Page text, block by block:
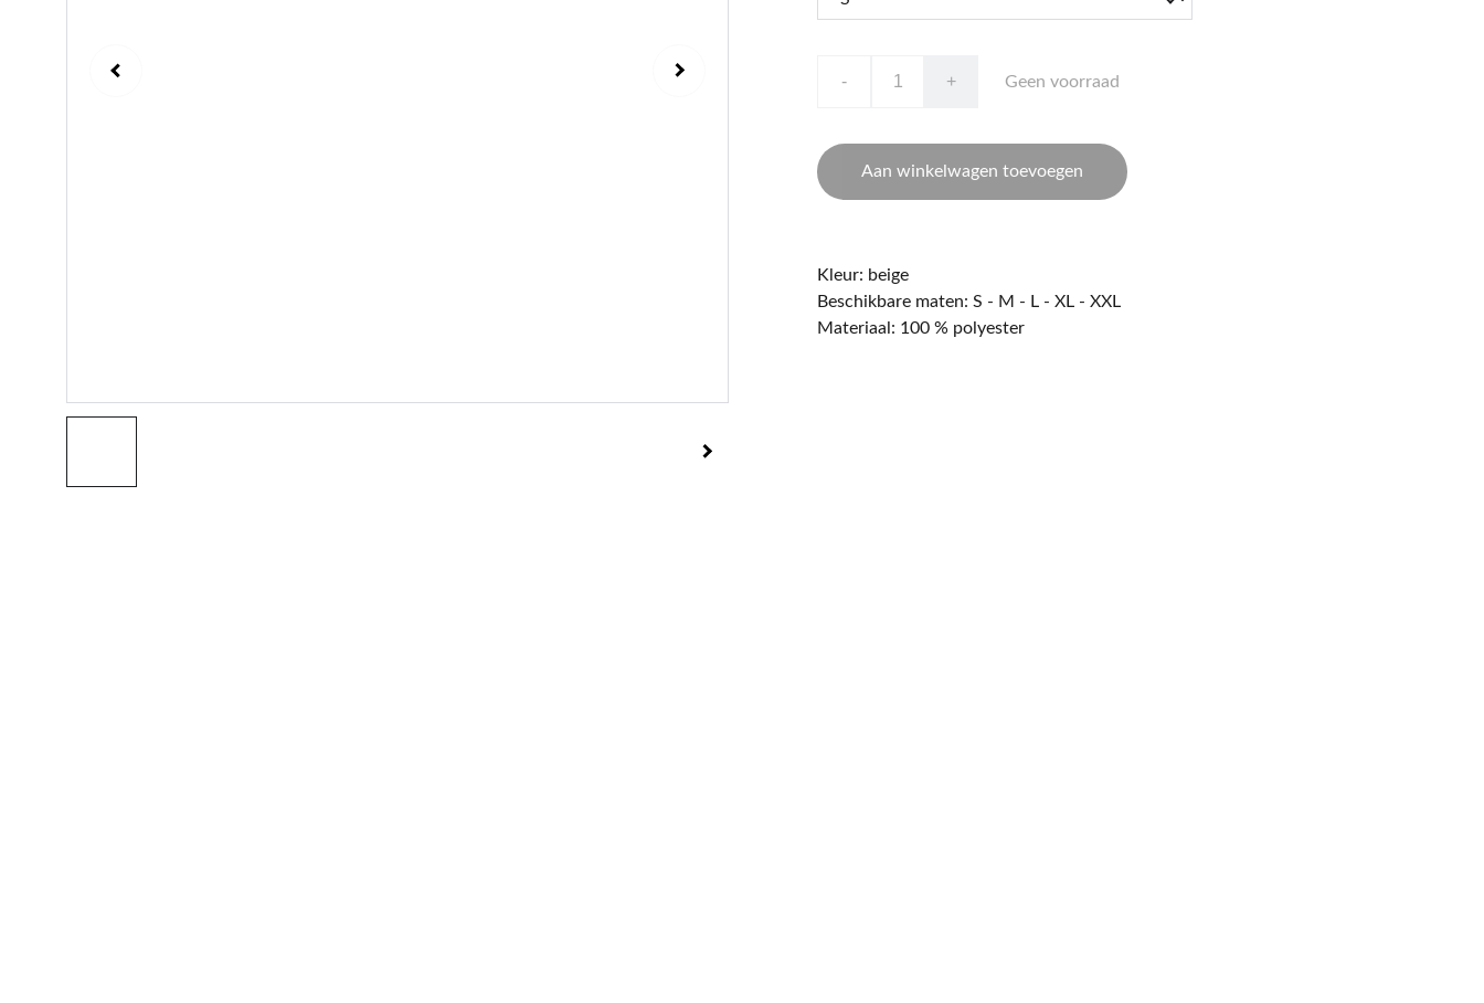
- + Geen voorraad
Aan winkelwagen toevoegen
Kleur: beige
Beschikbare maten: S - M - L - XL - XXL
Materiaal: 100 % polyester